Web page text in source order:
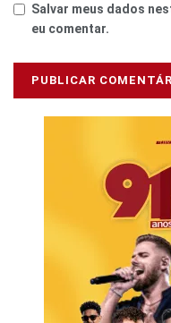
Salvar meus dados
eu comentar.